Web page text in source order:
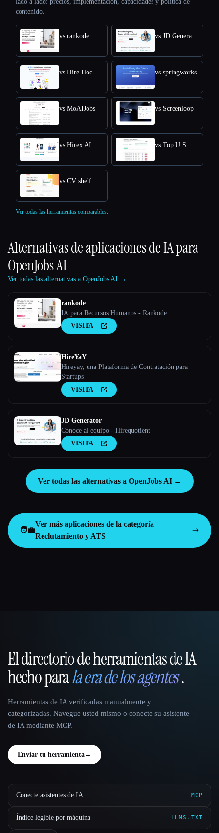
lado a lado: precios, implementación, capacidades y política de
contenido.
vs rankode vs JD Generator
vs Hire Hoc vs springworks
vs MoAIJobs vs Screenloop
vs Hirex AI vs Top U.S. New Grads Job
vs CV shelf
Ver todas las herramientas comparables.
Alternativas de aplicaciones de IA para
OpenJobs AI
Ver todas las alternativas a OpenJobs AI →
rankode
IA para Recursos Humanos - Rankode
VISITA
HireYaY
Hireyay, una Plataforma de Contratación para
Startups
VISITA
JD Generator
Conoce al equipo - Hirequotient
VISITA
Ver todas las alternativas a OpenJobs AI →
🧑‍💼
Ver más aplicaciones de la categoría
Reclutamiento y ATS
That AI Collection
El directorio de herramientas de IA
hecho parala era de los agentes.
Herramientas de IA verificadas manualmente y
categorizadas. Navegue usted mismo o conecte su asistente
de IA mediante MCP.
Enviar tu herramienta→
Conecte asistentes de IA MCP
Índice legible por máquina LLMS.TXT